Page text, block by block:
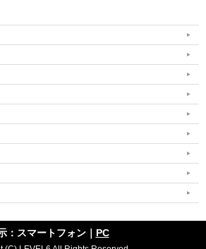
：スマートフォン｜ PC